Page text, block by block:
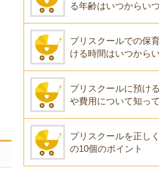
る年齢はいつからい
プリスクールでの保
ける時間はいつから
プリスクールに預け
や費用について知っ
プリスクールを正し
の10個のポイント